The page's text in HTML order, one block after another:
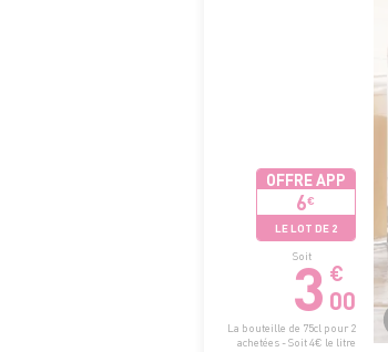
OFFRE APP
6€
LE LOT DE 2
Soit
3 €
00
La bouteille de 75cl pour 2
achetées - Soit 4€ le litre